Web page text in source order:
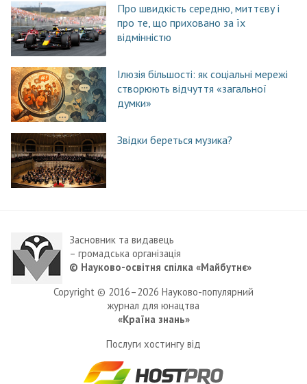
Про швидкість середню, миттєву і
про те, що приховано за їх
відмінністю
Ілюзія більшості: як соціальні мережі
створюють відчуття «загальної
думки»
Звідки береться музика?
Засновник та видавець
– громадська організація
© Науково-освітня спілка «Майбутнє»
Copyright © 2016–2026 Науково-популярний
журнал для юнацтва
«Країна знань»
Послуги хостингу від